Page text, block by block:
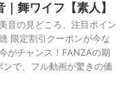
舞ワイフ【素人】
音の見どころ、注目ポイン
限定割引クーポンが今な
がチャンス！FANZAの期
で、フル動画が驚きの価